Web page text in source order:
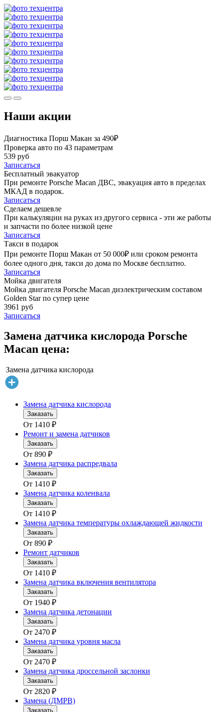
Наши акции
Диагностика Порш Макан за 490₽
Проверка авто по 43 параметрам
539 руб
Записаться
Бесплатный эвакуатор
При ремонте Porsche Macan ДВС, эвакуация авто в пределах
МКАД в подарок.
Записаться
Сделаем дешевле
При калькуляции на руках из другого сервиса - эти же работы
и запчасти по более низкой цене
Записаться
Такси в подарок
При ремонте Порш Макан от 50 000₽ или сроком ремонта
более одного дня, такси до дома по Москве бесплатно.
Записаться
Мойка двигателя
Мойка двигателя Porsche Macan диэлектрическим составом
Golden Star по супер цене
3961 руб
Записаться
Замена датчика кислорода Porsche
Macan цена:
Замена датчика кислорода
Замена датчика кислорода
Заказать
От 1410 ₽
Ремонт и замена датчиков
Заказать
От 890 ₽
Замена датчика распредвала
Заказать
От 1410 ₽
Замена датчика коленвала
Заказать
От 1410 ₽
Замена датчика температуры охлаждающей жидкости
Заказать
От 890 ₽
Ремонт датчиков
Заказать
От 1410 ₽
Замена датчика включения вентилятора
Заказать
От 1940 ₽
Замена датчика детонации
Заказать
От 2470 ₽
Замена датчика уровня масла
Заказать
От 2470 ₽
Замена датчика дроссельной заслонки
Заказать
От 2820 ₽
Замена (ДМРВ)
Заказать